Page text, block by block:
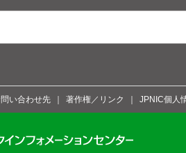
い合わせ先 著作権／リンク JPNIC個人